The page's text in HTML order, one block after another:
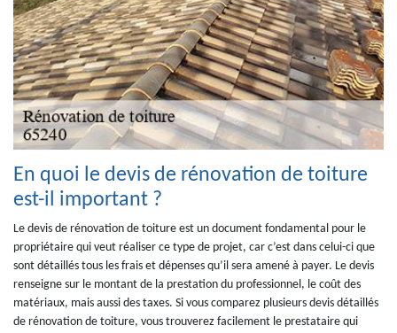
En quoi le devis de rénovation de toiture
est-il important ?
Le devis de rénovation de toiture est un document fondamental pour le
propriétaire qui veut réaliser ce type de projet, car c’est dans celui-ci que
sont détaillés tous les frais et dépenses qu’il sera amené à payer. Le devis
renseigne sur le montant de la prestation du professionnel, le coût des
matériaux, mais aussi des taxes. Si vous comparez plusieurs devis détaillés
de rénovation de toiture, vous trouverez facilement le prestataire qui